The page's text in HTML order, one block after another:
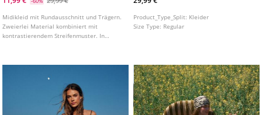
Midikleid mit Rundausschnitt und Trägern.
Zweierlei Material kombiniert mit
kontrastierendem Streifenmuster. In
Product_Type_Split: Kleider
Size Type: Regular